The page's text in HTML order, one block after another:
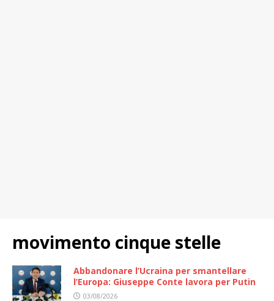
movimento cinque stelle
Abbandonare l’Ucraina per smantellare
l’Europa: Giuseppe Conte lavora per Putin
03/08/2026